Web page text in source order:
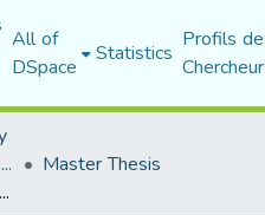
All of
DSpace Statistics Profils
Department of Civil Engineering Master Thesis
Caractérisation d’un ciment à base de pouzzolane